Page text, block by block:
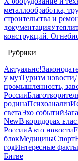
металлообработка,
строительства и
документация
конструкций.
Рубрики
Актуально!
у музТуризм новости
промышленность,
России
родинаПсихоанализ
светаЭхо событий
NewВ коридорах
РоссииАвто новости
блокМедицинаСпорт
годИнтересные факты
Битве